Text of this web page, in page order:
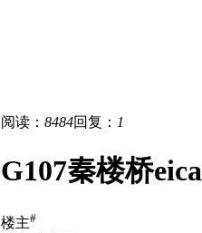
阅读： 8484回复： 1
G107秦楼桥
楼主#